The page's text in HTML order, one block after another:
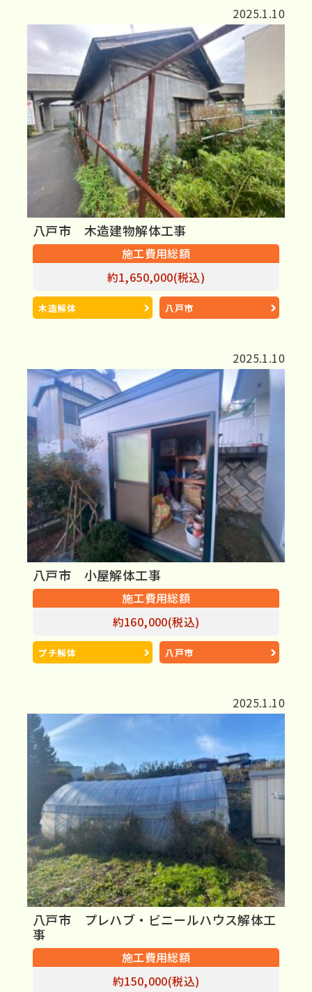
2025.1.10
八戸市 木造建物解体工事
施工費用総額
約1,650,000(税込)
木造解体 八戸市
2025.1.10
八戸市 小屋解体工事
施工費用総額
約160,000(税込)
プチ解体 八戸市
2025.1.10
八戸市 プレハブ・ビニールハウス解体工
事
施工費用総額
約150,000(税込)